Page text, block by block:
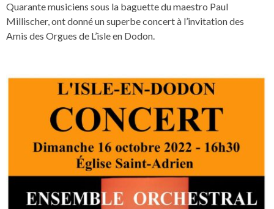
Quarante musiciens sous la baguette du maestro Paul
Millischer, ont donné un superbe concert à l’invitation des
Amis des Orgues de L’isle en Dodon.